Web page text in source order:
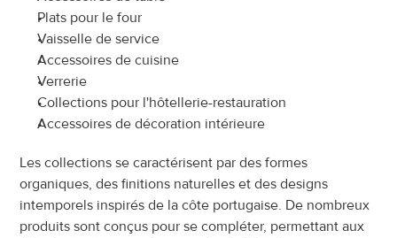
Plats pour le four
Vaisselle de service
Accessoires de cuisine
Verrerie
Collections pour l'hôtellerie-restauration
Accessoires de décoration intérieure
Les collections se caractérisent par des formes
organiques, des finitions naturelles et des designs
intemporels inspirés de la côte portugaise. De nombreux
produits sont conçus pour se compléter, permettant aux